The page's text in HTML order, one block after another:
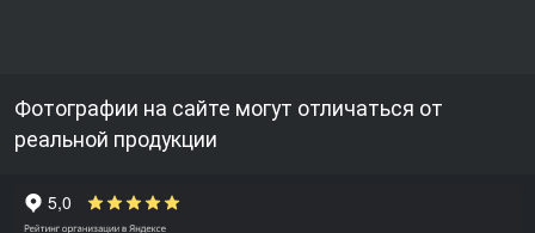
Фотографии на сайте могут отличаться от
реальной продукции